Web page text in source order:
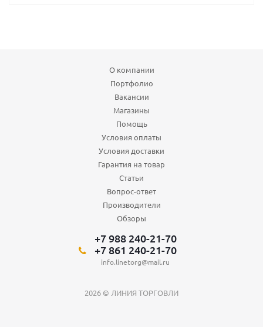
О компании
Портфолио
Вакансии
Магазины
Помощь
Условия оплаты
Условия доставки
Гарантия на товар
Статьи
Вопрос-ответ
Производители
Обзоры
+7 988 240-21-70
+7 861 240-21-70
info.linetorg@mail.ru
2026 © ЛИНИЯ ТОРГОВЛИ